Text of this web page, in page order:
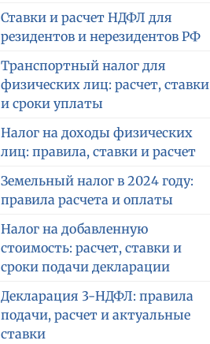
Ставки и расчет НДФЛ для
резидентов и нерезидентов РФ
Транспортный налог для
физических лиц: расчет, ставки
и сроки уплаты
Налог на доходы физических
лиц: правила, ставки и расчет
Земельный налог в 2024 году:
правила расчета и оплаты
Налог на добавленную
стоимость: расчет, ставки и
сроки подачи декларации
Декларация 3-НДФЛ: правила
подачи, расчет и актуальные
ставки